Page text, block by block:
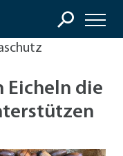
Eicheln die